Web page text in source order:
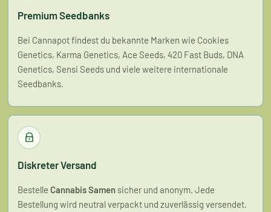
Premium Seedbanks
Bei Cannapot findest du bekannte Marken wie Cookies
Genetics, Karma Genetics, Ace Seeds, 420 Fast Buds, DNA
Genetics, Sensi Seeds und viele weitere internationale
Seedbanks.
Diskreter Versand
BestelleCannabis Samen sicher und anonym. Jede
Bestellung wird neutral verpackt und zuverlässig versendet.